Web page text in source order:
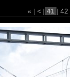
« | < | 41 | 42